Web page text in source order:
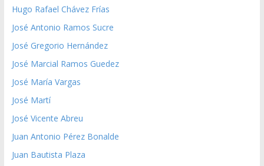
Hugo Rafael Chávez Frías
José Antonio Ramos Sucre
José Gregorio Hernández
José Marcial Ramos Guedez
José María Vargas
José Martí
José Vicente Abreu
Juan Antonio Pérez Bonalde
Juan Bautista Plaza